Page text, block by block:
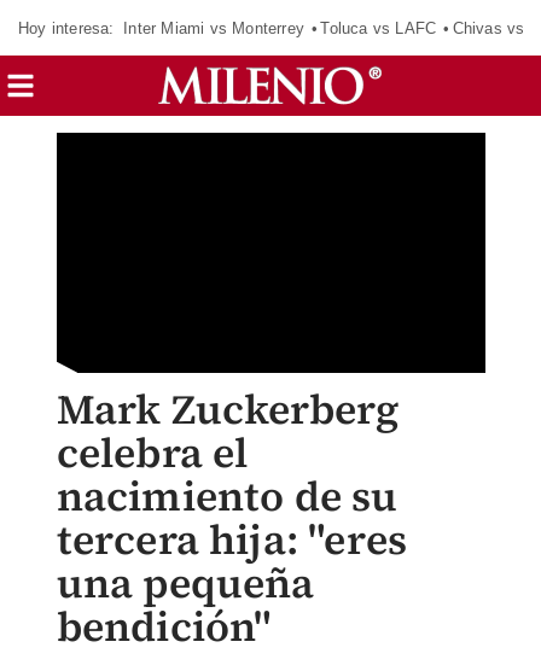
Hoy interesa: Inter Miami vs Monterrey Toluca vs LAFC Chivas vs
Mark Zuckerberg
celebra el
nacimiento de su
tercera hija: "eres
una pequeña
bendición"